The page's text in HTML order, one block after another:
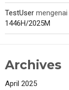
TestUser mengenai
1446H/2025M
Archives
April 2025